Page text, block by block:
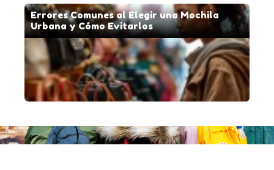
Errores Comunes al Elegir una Mochila
Urbana y Cómo Evitarlos